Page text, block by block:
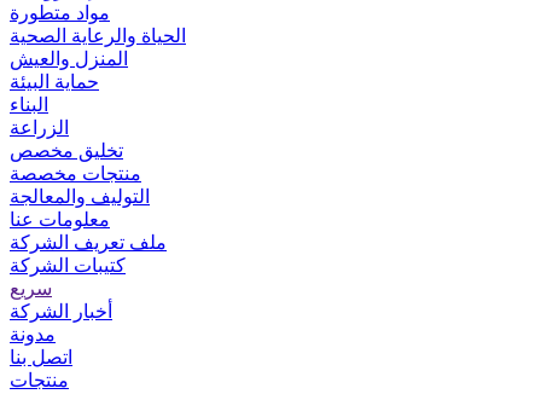
مواد متطورة
الحياة والرعاية الصحية
المنزل والعيش
حماية البيئة
البناء
الزراعة
تخليق مخصص
منتجات مخصصة
التوليف والمعالجة
معلومات عنا
ملف تعريف الشركة
كتيبات الشركة
سريع
أخبار الشركة
مدونة
اتصل بنا
منتجات